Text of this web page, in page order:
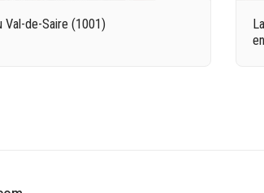
Val-de-Saire (1001)